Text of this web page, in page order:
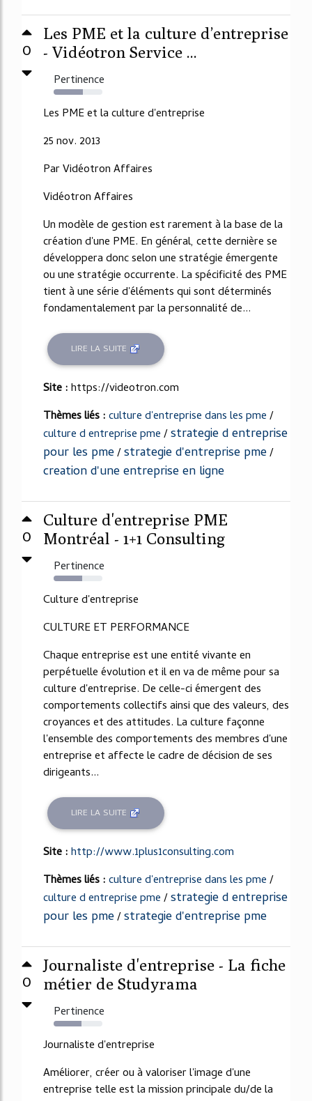
0
Les PME et la culture d’entreprise
- Vidéotron Service ...
Pertinence
60%
Les PME et la culture d'entreprise
25 nov. 2013
Par Vidéotron Affaires
Vidéotron Affaires
Un modèle de gestion est rarement à la base de la
création d'une PME. En général, cette dernière se
développera donc selon une stratégie émergente
ou une stratégie occurrente. La spécificité des PME
tient à une série d'éléments qui sont déterminés
fondamentalement par la personnalité de...
LIRE LA SUITE
Site :https://videotron.com
Thèmes liés :culture d'entreprise dans les pme/
culture d entreprise pme/strategie d entreprise
pour les pme/strategie d'entreprise pme/
creation d'une entreprise en ligne
0
Culture d'entreprise PME
Montréal - 1+1 Consulting
Pertinence
59%
Culture d'entreprise
CULTURE ET PERFORMANCE
Chaque entreprise est une entité vivante en
perpétuelle évolution et il en va de même pour sa
culture d'entreprise. De celle-ci émergent des
comportements collectifs ainsi que des valeurs, des
croyances et des attitudes. La culture façonne
l'ensemble des comportements des membres d'une
entreprise et affecte le cadre de décision de ses
dirigeants...
LIRE LA SUITE
Site :http://www.1plus1consulting.com
Thèmes liés :culture d'entreprise dans les pme/
culture d entreprise pme/strategie d entreprise
pour les pme/strategie d'entreprise pme
0
Journaliste d'entreprise - La fiche
métier de Studyrama
Pertinence
57%
Journaliste d'entreprise
Améliorer, créer ou à valoriser l'image d'une
entreprise telle est la mission principale du/de la